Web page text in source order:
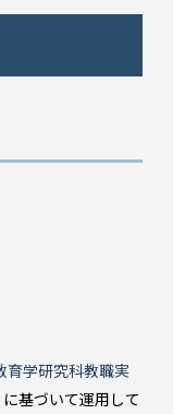
育学研究科教職実
基づいて運用して